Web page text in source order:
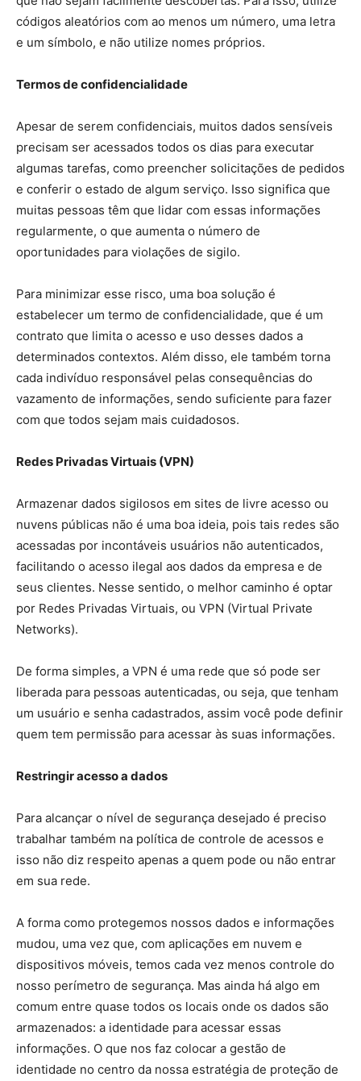
códigos aleatórios com ao menos um número, uma letra
e um símbolo, e não utilize nomes próprios.
Termos de confidencialidade
Apesar de serem confidenciais, muitos dados sensíveis
precisam ser acessados todos os dias para executar
algumas tarefas, como preencher solicitações de pedidos
e conferir o estado de algum serviço. Isso significa que
muitas pessoas têm que lidar com essas informações
regularmente, o que aumenta o número de
oportunidades para violações de sigilo.
Para minimizar esse risco, uma boa solução é
estabelecer um termo de confidencialidade, que é um
contrato que limita o acesso e uso desses dados a
determinados contextos. Além disso, ele também torna
cada indivíduo responsável pelas consequências do
vazamento de informações, sendo suficiente para fazer
com que todos sejam mais cuidadosos.
Redes Privadas Virtuais (VPN)
Armazenar dados sigilosos em sites de livre acesso ou
nuvens públicas não é uma boa ideia, pois tais redes são
acessadas por incontáveis usuários não autenticados,
facilitando o acesso ilegal aos dados da empresa e de
seus clientes. Nesse sentido, o melhor caminho é optar
por Redes Privadas Virtuais, ou VPN (Virtual Private
Networks).
De forma simples, a VPN é uma rede que só pode ser
liberada para pessoas autenticadas, ou seja, que tenham
um usuário e senha cadastrados, assim você pode definir
quem tem permissão para acessar às suas informações.
Restringir acesso a dados
Para alcançar o nível de segurança desejado é preciso
trabalhar também na política de controle de acessos e
isso não diz respeito apenas a quem pode ou não entrar
em sua rede.
A forma como protegemos nossos dados e informações
mudou, uma vez que, com aplicações em nuvem e
dispositivos móveis, temos cada vez menos controle do
nosso perímetro de segurança. Mas ainda há algo em
comum entre quase todos os locais onde os dados são
armazenados: a identidade para acessar essas
informações. O que nos faz colocar a gestão de
identidade no centro da nossa estratégia de proteção de